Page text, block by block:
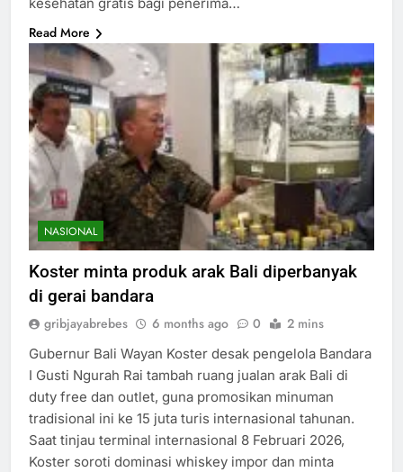
Read More
NASIONAL
Koster minta produk arak Bali diperbanyak
di gerai bandara
gribjayabrebes 6 months ago 0 2 mins
Gubernur Bali Wayan Koster desak pengelola Bandara
I Gusti Ngurah Rai tambah ruang jualan arak Bali di
duty free dan outlet, guna promosikan minuman
tradisional ini ke 15 juta turis internasional tahunan.
Saat tinjau terminal internasional 8 Februari 2026,
Koster soroti dominasi whiskey impor dan minta